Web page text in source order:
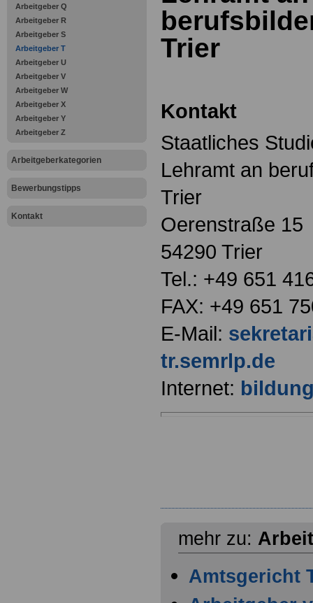
Arbeitgeber Q
Arbeitgeber R
Arbeitgeber S
Arbeitgeber T
Arbeitgeber U
Arbeitgeber V
Arbeitgeber W
Arbeitgeber X
Arbeitgeber Y
Arbeitgeber Z
Arbeitgeberkategorien
Bewerbungstipps
Kontakt
Trier
Kontakt
Staatliches
Lehramt an
Trier
Oerenstraße 15
54290 Trier
Tel.: +49 651
FAX: +49 651
E-Mail:
tr.semrlp.de
Internet:
mehr zu:
Amtsgericht